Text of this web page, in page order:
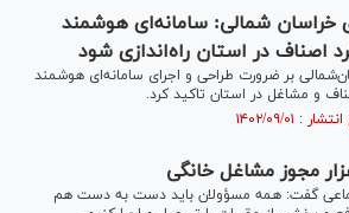
شمالی: سامانه‌ای هوشمند
اصناف در استان را‌ه‌اندازی شود
بر ضرورت طراحی و اجرای سامانه‌ای هوشمند
و مشاغل در استان تاکید کرد.
گفت: همه مسؤولان باید دست به دست هم